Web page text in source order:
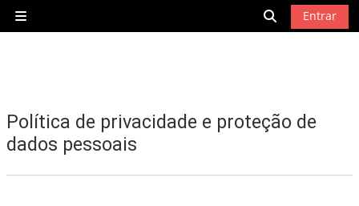
Painel lateral
Alternar
Entrar
Política de privacidade e proteção de
dados pessoais